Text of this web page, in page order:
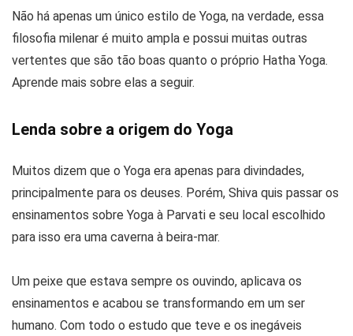
Não há apenas um único estilo de Yoga, na verdade, essa
filosofia milenar é muito ampla e possui muitas outras
vertentes que são tão boas quanto o próprio Hatha Yoga.
Aprende mais sobre elas a seguir.
Lenda sobre a origem do Yoga
Muitos dizem que o Yoga era apenas para divindades,
principalmente para os deuses. Porém, Shiva quis passar os
ensinamentos sobre Yoga à Parvati e seu local escolhido
para isso era uma caverna à beira-mar.
Um peixe que estava sempre os ouvindo, aplicava os
ensinamentos e acabou se transformando em um ser
humano. Com todo o estudo que teve e os inegáveis